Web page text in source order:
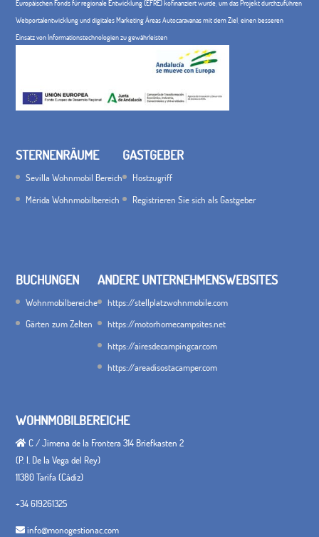
Europäischen Fonds für regionale Entwicklung (EFRE) kofinanziert wurde, um das Projekt durchzuführen
Webportalentwicklung und digitales Marketing Áreas Autocaravanas mit dem Ziel, einen besseren
Einsatz von Informationstechnologien zu gewährleisten
STERNENRÄUME
Sevilla Wohnmobil Bereich
Mérida Wohnmobilbereich
GASTGEBER
Hostzugriff
Registrieren Sie sich als Gastgeber
BUCHUNGEN
Wohnmobilbereiche
Gärten zum Zelten
ANDERE UNTERNEHMENSWEBSITES
https://stellplatzwohnmobile.com
https://motorhomecampsites.net
https://airesdecampingcar.com
https://areadisostacamper.com
WOHNMOBILBEREICHE
C / Jimena de la Frontera 314 Briefkasten 2
(P. I. De la Vega del Rey)
11380 Tarifa (Cádiz)
+34 619261325
info@monogestionac.com